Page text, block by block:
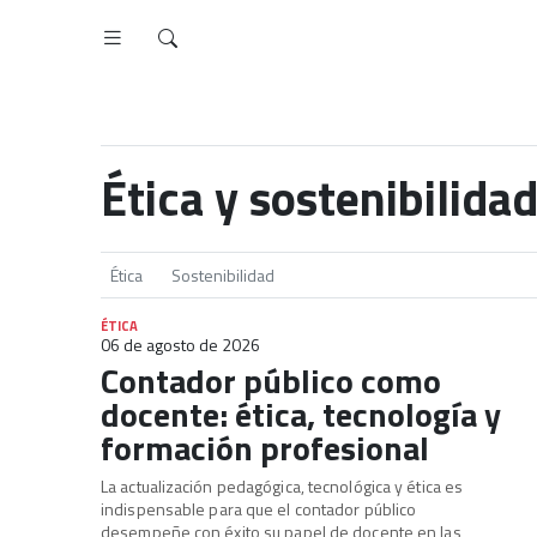
Ética y sostenibilidad
Ética Sostenibilidad
ÉTICA
06 de agosto de 2026
Contador público como
docente: ética, tecnología y
formación profesional
La actualización pedagógica, tecnológica y ética es
indispensable para que el contador público
desempeñe con éxito su papel de docente en las